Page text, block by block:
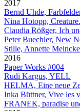
2017
Bernd Uhde,
Nina Hotopp,
Claudia Rößger, Ich
Peter Buechler, New
Stille, Annette
2016
Paper Works #004
Rudi Kargus, YELL
HELMA, Eine neue
Inka Büttner, Vive les
FRANEK, paradise